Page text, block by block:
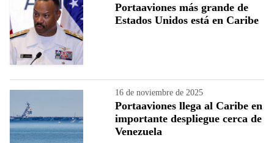
Portaaviones más grande de
Estados Unidos está en Caribe
16 de noviembre de 2025
Portaaviones llega al Caribe en
importante despliegue cerca de
Venezuela